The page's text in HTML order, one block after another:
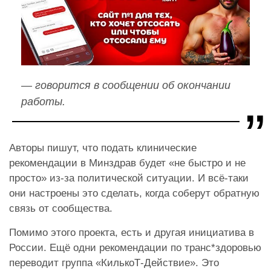
— говорится в сообщении об окончании
работы.
Авторы пишут, что подать клинические
рекомендации в Минздрав будет «не быстро и не
просто» из-за политической ситуации. И всё-таки
они настроены это сделать, когда соберут обратную
связь от сообщества.
Помимо этого проекта, есть и другая инициатива в
России. Ещё одни рекомендации по транс*здоровью
переводит группа «КилькоТ-Действие». Это